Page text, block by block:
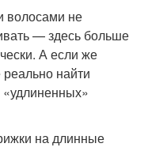
волосами не
— здесь больше
А если же
найти
«удлиненных»
на длинные